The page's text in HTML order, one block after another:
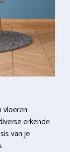
vloeren
erkende
van je